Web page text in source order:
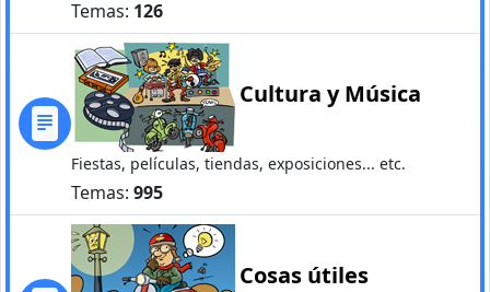
Temas: 126
Cultura y Música
Fiestas, películas, tiendas, exposiciones... etc.
Temas: 995
Cosas útiles